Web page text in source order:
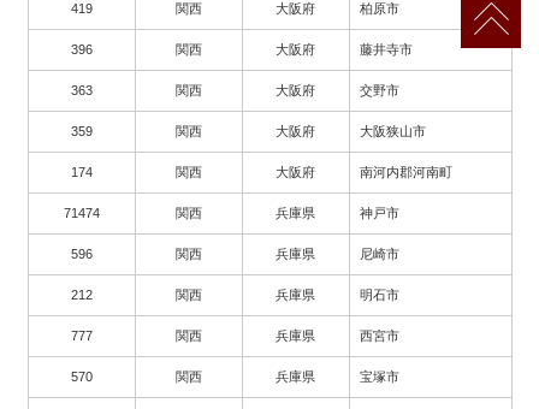
419 関西 大阪府 柏原市
396 関西 大阪府 藤井寺市
363 関西 大阪府 交野市
359 関西 大阪府 大阪狭山市
174 関西 大阪府 南河内郡河南町
71474 関西 兵庫県 神戸市
596 関西 兵庫県 尼崎市
212 関西 兵庫県 明石市
777 関西 兵庫県 西宮市
570 関西 兵庫県 宝塚市